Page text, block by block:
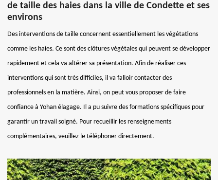
de taille des haies dans la ville de Condette et ses
environs
Des interventions de taille concernent essentiellement les végétations
comme les haies. Ce sont des clôtures végétales qui peuvent se développer
rapidement et cela va altérer sa présentation. Afin de réaliser ces
interventions qui sont très difficiles, il va falloir contacter des
professionnels en la matière. Ainsi, on peut vous proposer de faire
confiance à Yohan élagage. Il a pu suivre des formations spécifiques pour
garantir un travail soigné. Pour recueillir les renseignements
complémentaires, veuillez le téléphoner directement.